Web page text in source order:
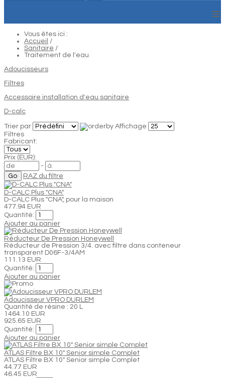
≡
Vous êtes ici :
Accueil /
Sanitaire /
Traitement de l'eau
Adoucisseurs
Filtres
Accessoire installation d'eau sanitaire
D-calc
Trier par
Affichage
Filtres
Fabricant:
Prix (EUR):
-
RAZ du filtre
D-CALC Plus "CNA"
D-CALC Plus "CNA", pour la maison
477.94 EUR
Quantité:
Ajouter au panier
Réducteur De Pression Honeywell
Réducteur de Pression 3/4. avec filtre dans conteneur
transparent D06F-3/4AM
111.13 EUR
Quantité:
Ajouter au panier
Adoucisseur VPRO DURLEM
Quantité de résine : 20 L
1464.10 EUR
925.65 EUR
Quantité:
Ajouter au panier
ATLAS Filtre BX 10" Senior simple Complet
ATLAS Filtre BX 10" Senior simple Complet
44.77 EUR
46.45 EUR